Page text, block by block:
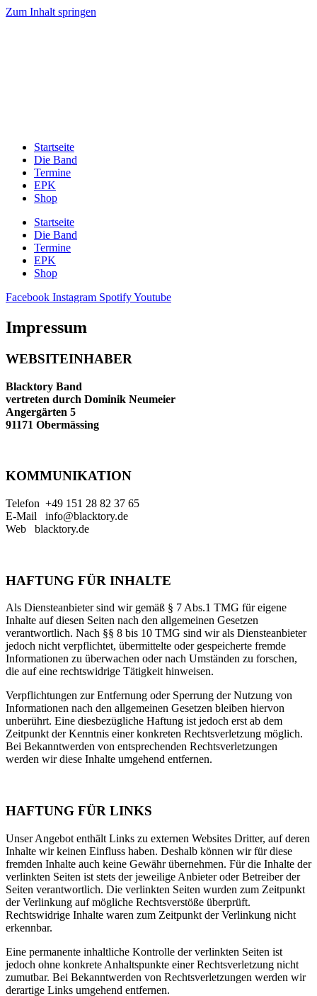
Zum Inhalt springen
Startseite
Die Band
Termine
EPK
Shop
Startseite
Die Band
Termine
EPK
Shop
Facebook Instagram SpotifyYoutube
Impressum
WEBSITEINHABER
Blacktory Band
vertreten durch Dominik Neumeier
Angergärten 5
91171 Obermässing
KOMMUNIKATION
Telefon +49 151 28 82 37 65
E-Mail info@blacktory.de
Web blacktory.de
HAFTUNG FÜR INHALTE
Als Diensteanbieter sind wir gemäß § 7 Abs.1 TMG für eigene
Inhalte auf diesen Seiten nach den allgemeinen Gesetzen
verantwortlich. Nach §§ 8 bis 10 TMG sind wir als Diensteanbieter
jedoch nicht verpflichtet, übermittelte oder gespeicherte fremde
Informationen zu überwachen oder nach Umständen zu forschen,
die auf eine rechtswidrige Tätigkeit hinweisen.
Verpflichtungen zur Entfernung oder Sperrung der Nutzung von
Informationen nach den allgemeinen Gesetzen bleiben hiervon
unberührt. Eine diesbezügliche Haftung ist jedoch erst ab dem
Zeitpunkt der Kenntnis einer konkreten Rechtsverletzung möglich.
Bei Bekanntwerden von entsprechenden Rechtsverletzungen
werden wir diese Inhalte umgehend entfernen.
HAFTUNG FÜR LINKS
Unser Angebot enthält Links zu externen Websites Dritter, auf deren
Inhalte wir keinen Einfluss haben. Deshalb können wir für diese
fremden Inhalte auch keine Gewähr übernehmen. Für die Inhalte der
verlinkten Seiten ist stets der jeweilige Anbieter oder Betreiber der
Seiten verantwortlich. Die verlinkten Seiten wurden zum Zeitpunkt
der Verlinkung auf mögliche Rechtsverstöße überprüft.
Rechtswidrige Inhalte waren zum Zeitpunkt der Verlinkung nicht
erkennbar.
Eine permanente inhaltliche Kontrolle der verlinkten Seiten ist
jedoch ohne konkrete Anhaltspunkte einer Rechtsverletzung nicht
zumutbar. Bei Bekanntwerden von Rechtsverletzungen werden wir
derartige Links umgehend entfernen.